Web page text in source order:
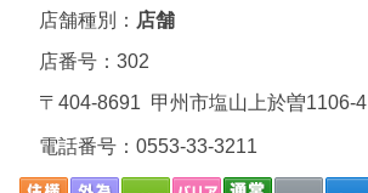
店舗種別： 店舗
店番号：302
〒404-8691 甲州市塩山上於曽1106-4
電話番号： 0553-33-3211